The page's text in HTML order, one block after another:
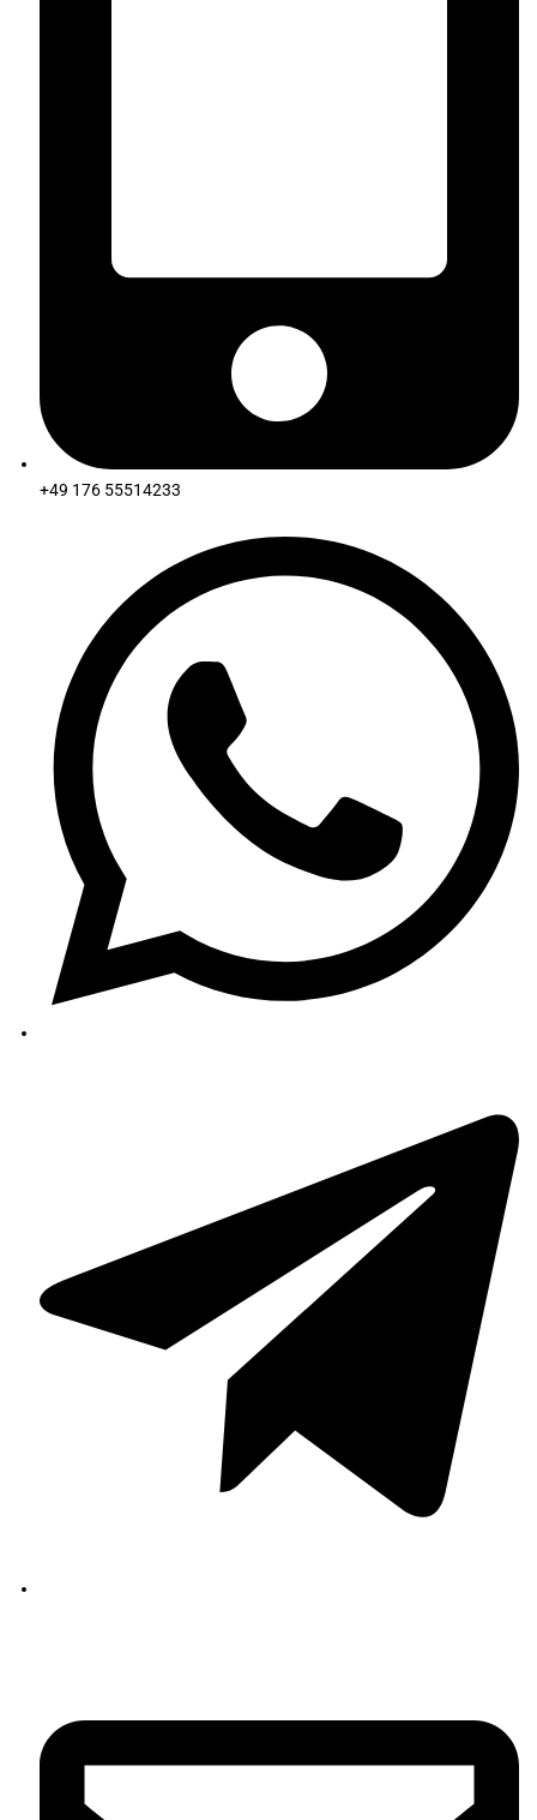
+49 176 55514233